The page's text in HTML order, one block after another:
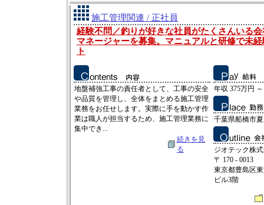
施工管理関連 / 正社員
経験不問／釣りが好きな社員がたくさんいる
マネージャーを募集。マニュアルと研修で未
ト
地盤補強工事の責任者として、工事の安全
や品質を管理し、全体をまとめる施工管理
業務をお任せします。実際に手を動かす作
業は職人が担当するため、施工管理業務に
集中でき...
続きを見
る
年収 375万円
千葉県船橋市
ジオテック株
〒 170 - 0013
東京都豊島区
ビル3階